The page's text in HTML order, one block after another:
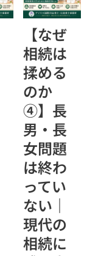
した。
【なぜ
相続は
揉める
のか
④】長
男・長
女問題
は終わ
ってい
ない｜
現代の
相続に